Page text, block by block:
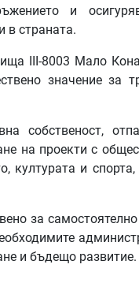
и
в страната.
III-8003 Мало
значение за
собственост,
на проекти с
културата и
за
и бъдещо развитие.